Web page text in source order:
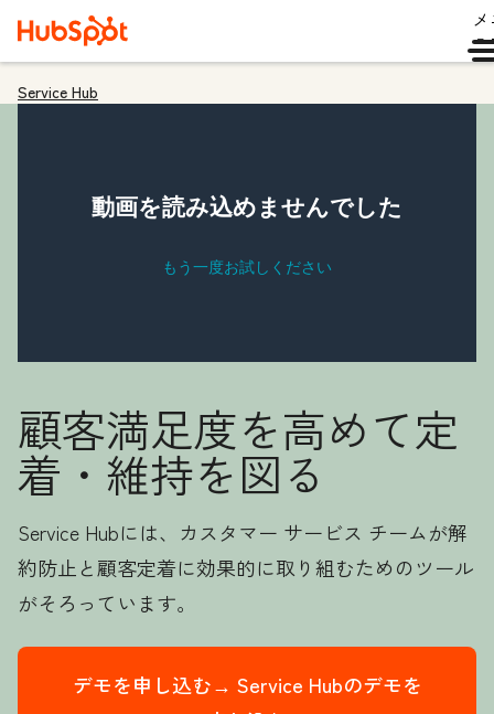
Service Hub
顧客満足度を高めて定
着・維持を図る
Service Hubには、カスタマー サービス チームが解
約防止と顧客定着に効果的に取り組むためのツール
がそろっています。
デモを申し込む→ Service Hubのデモを